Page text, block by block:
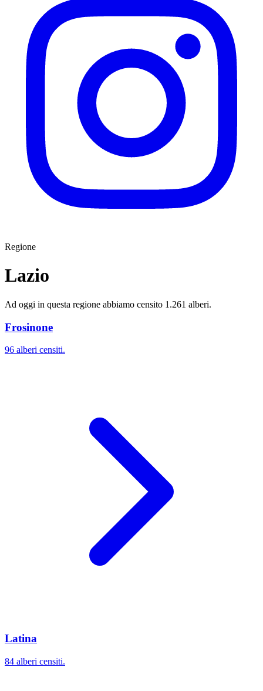
Regione
Lazio
Ad oggi in questa regione abbiamo censito 1.261 alberi.
Frosinone
96 alberi censiti.
Latina
84 alberi censiti.